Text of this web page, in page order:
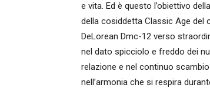
e vita. Ed è questo l’obiettivo
della cosiddetta Classic Age del
DeLorean Dmc-12 verso
nel dato spicciolo e freddo dei
relazione e nel continuo
nell’armonia che si respira